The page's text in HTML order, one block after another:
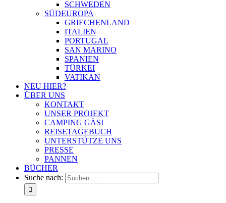
SCHWEDEN
SÜDEUROPA
GRIECHENLAND
ITALIEN
PORTUGAL
SAN MARINO
SPANIEN
TÜRKEI
VATIKAN
NEU HIER?
ÜBER UNS
KONTAKT
UNSER PROJEKT
CAMPING GÄSI
REISETAGEBUCH
UNTERSTÜTZE UNS
PRESSE
PANNEN
BÜCHER
Suche nach: